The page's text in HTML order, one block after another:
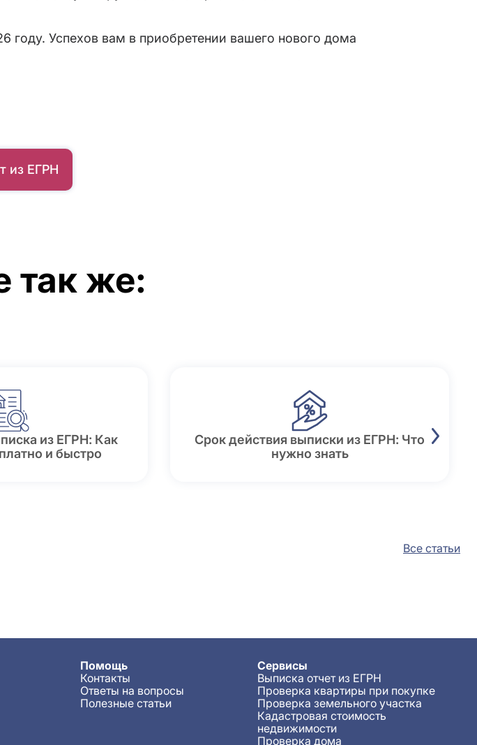
году. Успехов вам в приобретении вашего нового дома
из ЕГРН
так же:
из ЕГРН: Как
и быстро
Срок действия выписки из ЕГРН: Что
нужно знать
Все статьи
Помощь
Контакты
Ответы на вопросы
Полезные статьи
Сервисы
Выписка отчет из ЕГРН
Проверка квартиры при покупке
Проверка земельного участка
Кадастровая стоимость
недвижимости
Проверка дома